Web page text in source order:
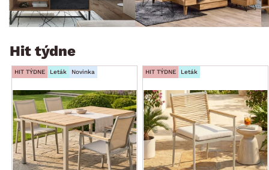
Hit týdne
HIT TÝDNE Leták Novinka HIT TÝDNE Leták